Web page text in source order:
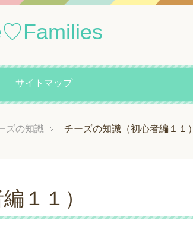
サイトマップ
ズの知識 チーズの知識（初心者編１１）
１１）